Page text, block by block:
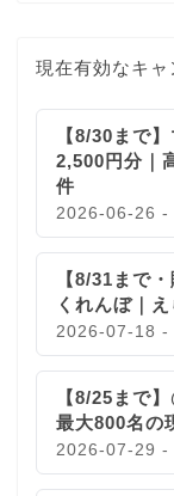
現在有効なキャ
【8/30まで
2,500円分｜
件
2026-06-26 -
【8/31まで
くれんぼ｜
2026-07-18 -
【8/25まで
最大800名の
2026-07-29 -